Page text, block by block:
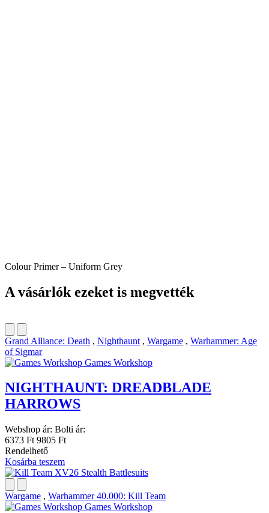
Colour Primer – Uniform Grey
A vásárlók ezeket is megvették
Grand Alliance: Death , Nighthaunt , Wargame , Warhammer: Age
of Sigmar
Games Workshop
NIGHTHAUNT: DREADBLADE
HARROWS
Webshop ár: Bolti ár:
6373 Ft 9805 Ft
Rendelhető
Kosárba teszem
Wargame , Warhammer 40.000: Kill Team
Games Workshop